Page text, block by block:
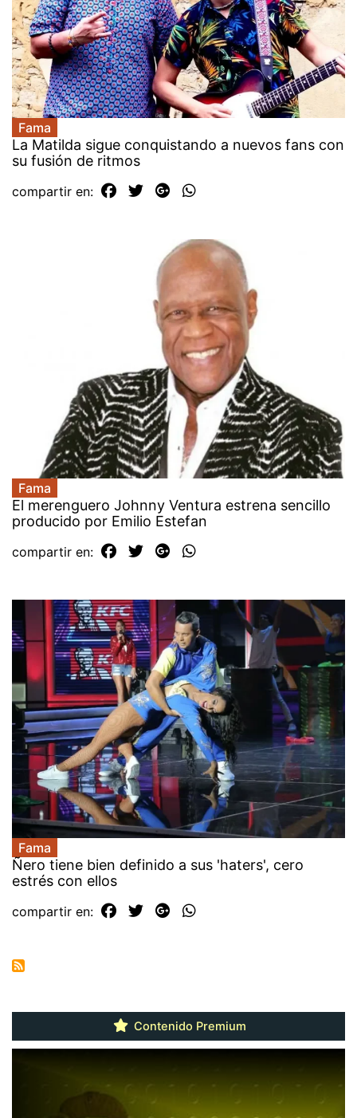
Fama
La Matilda sigue conquistando a nuevos fans con
su fusión de ritmos
compartir en:
Fama
El merenguero Johnny Ventura estrena sencillo
producido por Emilio Estefan
compartir en:
Fama
Ñero tiene bien definido a sus 'haters', cero
estrés con ellos
compartir en:
Contenido Premium